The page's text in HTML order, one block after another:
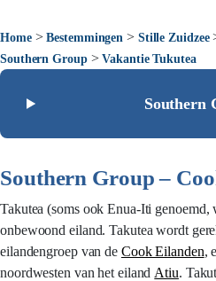
Home>Bestemmingen > Stille Zuidzee
Southern Group>Vakantie Tukutea
Southern
Southern Group –
Takutea (soms ook Enua-Iti
onbewoond eiland. Takutea wordt
eilandengroep van de Cook Eilanden,
noordwesten van het eiland Atiu.